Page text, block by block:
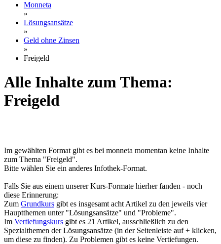
Monneta
»
Lösungsansätze
»
Geld ohne Zinsen
»
Freigeld
Alle Inhalte zum Thema:
Freigeld
Im gewählten Format gibt es bei monneta momentan keine Inhalte
zum Thema "Freigeld".
Bitte wählen Sie ein anderes Infothek-Format.
Falls Sie aus einem unserer Kurs-Formate hierher fanden - noch
diese Erinnerung:
Zum Grundkurs gibt es insgesamt acht Artikel zu den jeweils vier
Hauptthemen unter "Lösungsansätze" und "Probleme".
Im Vertiefungskurs gibt es 21 Artikel, ausschließlich zu den
Spezialthemen der Lösungsansätze (in der Seitenleiste auf + klicken,
um diese zu finden). Zu Problemen gibt es keine Vertiefungen.